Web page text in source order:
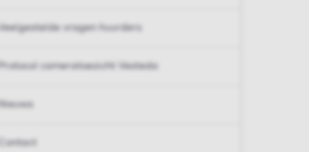
Veelgestelde vragen huurders
Protocol cameratoezicht Vesteda
Nieuws
Contact